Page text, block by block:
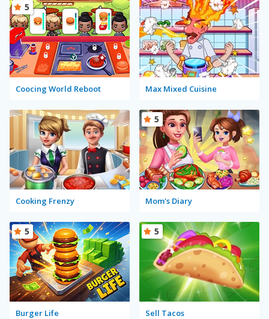
Coocing World Reboot
5
Max Mixed Cuisine
Cooking Frenzy Mom's Diary
5
Burger Life
5
Sell Tacos
5